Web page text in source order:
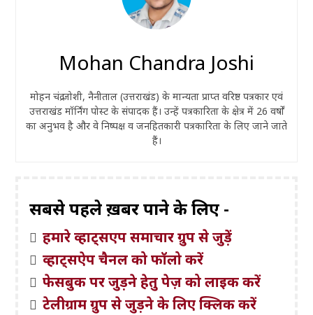
Mohan Chandra Joshi
मोहन चंद्र जोशी, नैनीताल (उत्तराखंड) के मान्यता प्राप्त वरिष्ठ पत्रकार एवं
उत्तराखंड मॉर्निंग पोस्ट के संपादक हैं। उन्हें पत्रकारिता के क्षेत्र में 26 वर्षों
का अनुभव है और वे निष्पक्ष व जनहितकारी पत्रकारिता के लिए जाने जाते
हैं।
सबसे पहले ख़बरें पाने के लिए -
हमारे व्हाट्सएप समाचार ग्रुप से जुड़ें
व्हाट्सऐप चैनल को फॉलो करें
फेसबुक पर जुड़ने हेतु पेज़ को लाइक करें
टेलीग्राम ग्रुप से जुड़ने के लिए क्लिक करें